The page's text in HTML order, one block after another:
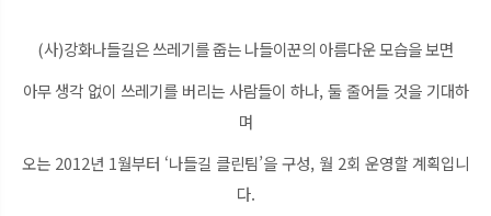
(사)강화나들길은 쓰레기를 줍는 나들이꾼의 아름다운 모습을 보면
아무생각 없이 쓰레기를 버리는 사람들이 하나, 둘 줄어들 것을 기대하
며
오는 2012년 1월부터 ‘나들길 클린팀’을 구성, 월 2회 운영할 계획입니
다.